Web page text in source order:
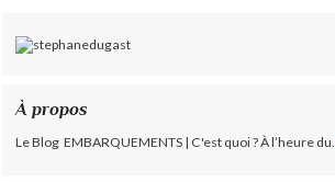
À propos
Le Blog EMBARQUEMENTS | C'est quoi ? À l’heure du...